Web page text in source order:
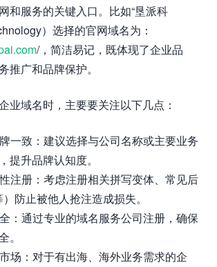
和服务的关键入口。比如“垦派科
）选择的官网域名为：
/，简洁易记，既体现了企业品
推广和品牌保护。
业域名时，主要要关注以下几点：
一致：建议选择与公司名称或主要业务
提升品牌认知度。
注册：考虑注册相关拼写变体、常见后
防止被他人抢注造成损失。
：通过专业的域名服务公司注册，确保
。
场：对于有出海、海外业务需求的企